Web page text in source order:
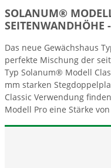
SOLANUM® MODELL
EITENWANDHÖHE -
Das neue Gewächshaus
perfekte Mischung der
Typ Solanum® Modell
mm starken
Classic Verwendung
Modell Pro eine Stärke